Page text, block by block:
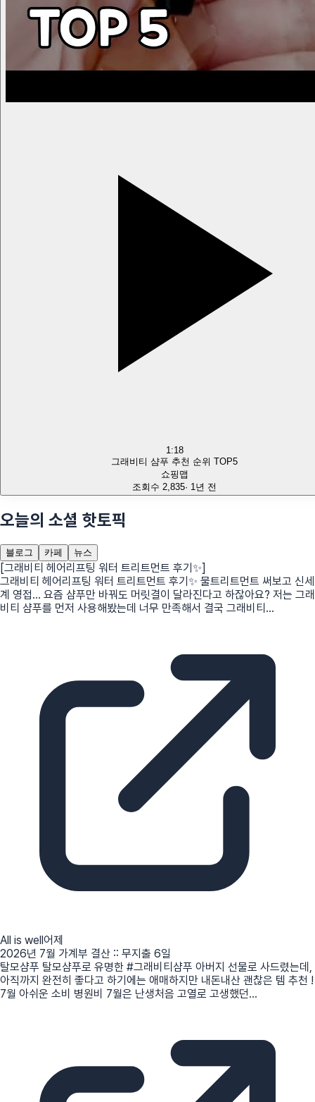
1:18
그래비티 샴푸 추천 순위 TOP5
쇼핑맵
조회수 2,835· 1년 전
오늘의 소셜 핫토픽
블로그 카페 뉴스
[그래비티 헤어리프팅 워터 트리트먼트 후기✨]
그래비티 헤어리프팅 워터 트리트먼트 후기✨ 물트리트먼트 써보고 신세
계 영접… 요즘 샴푸만 바꿔도 머릿결이 달라진다고 하잖아요? 저는 그래
비티 샴푸를 먼저 사용해봤는데 너무 만족해서 결국 그래비티...
All is well어제
2026년 7월 가계부 결산 :: 무지출 6일
탈모샴푸 탈모샴푸로 유명한 #그래비티샴푸 아버지 선물로 사드렸는데,
아직까지 완전히 좋다고 하기에는 애매하지만 내돈내산 괜찮은 템 추천 !
7월 아쉬운 소비 병원비 7월은 난생처음 고열로 고생했던...